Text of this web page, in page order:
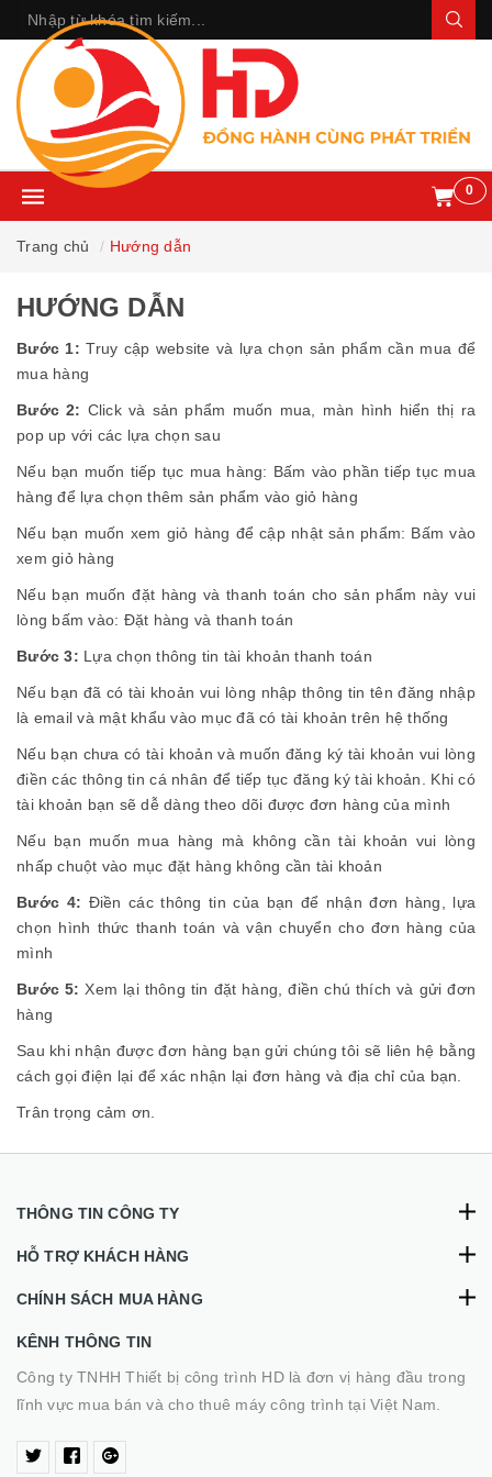
0
Trang chủ Hướng dẫn
HƯỚNG DẪN
Bước 1: Truy cập website và lựa chọn sản phẩm cần mua để
mua hàng
Bước 2: Click và sản phẩm muốn mua, màn hình hiển thị ra
pop up với các lựa chọn sau
Nếu bạn muốn tiếp tục mua hàng: Bấm vào phần tiếp tục mua
hàng để lựa chọn thêm sản phẩm vào giỏ hàng
Nếu bạn muốn xem giỏ hàng để cập nhật sản phẩm: Bấm vào
xem giỏ hàng
Nếu bạn muốn đặt hàng và thanh toán cho sản phẩm này vui
lòng bấm vào: Đặt hàng và thanh toán
Bước 3: Lựa chọn thông tin tài khoản thanh toán
Nếu bạn đã có tài khoản vui lòng nhập thông tin tên đăng nhập
là email và mật khẩu vào mục đã có tài khoản trên hệ thống
Nếu bạn chưa có tài khoản và muốn đăng ký tài khoản vui lòng
điền các thông tin cá nhân để tiếp tục đăng ký tài khoản. Khi có
tài khoản bạn sẽ dễ dàng theo dõi được đơn hàng của mình
Nếu bạn muốn mua hàng mà không cần tài khoản vui lòng
nhấp chuột vào mục đặt hàng không cần tài khoản
Bước 4: Điền các thông tin của bạn để nhận đơn hàng, lựa
chọn hình thức thanh toán và vận chuyển cho đơn hàng của
mình
Bước 5: Xem lại thông tin đặt hàng, điền chú thích và gửi đơn
hàng
Sau khi nhận được đơn hàng bạn gửi chúng tôi sẽ liên hệ bằng
cách gọi điện lại để xác nhận lại đơn hàng và địa chỉ của bạn.
Trân trọng cảm ơn.
THÔNG TIN CÔNG TY
HỖ TRỢ KHÁCH HÀNG
CHÍNH SÁCH MUA HÀNG
KÊNH THÔNG TIN
Công ty TNHH Thiết bị công trình HD là đơn vị hàng đầu trong
lĩnh vực mua bán và cho thuê máy công trình tại Việt Nam.